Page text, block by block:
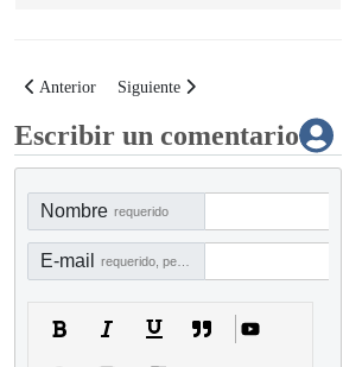
Artículo anterior: Buenas prácticas para
Anterior Artículo siguiente: Buenas
Siguiente
Escribir un comentario
Nombre requerido
E-mail